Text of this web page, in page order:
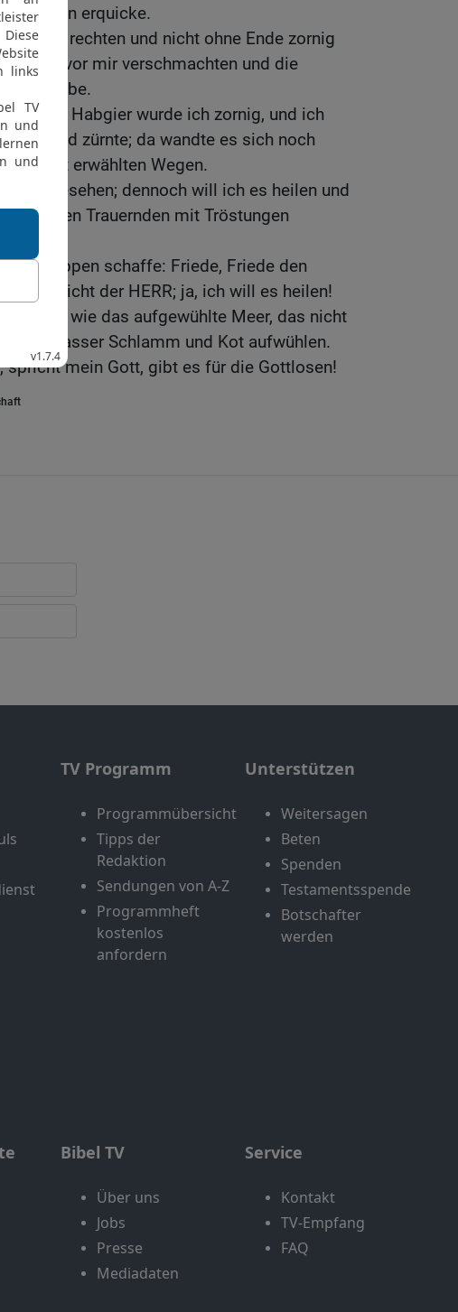
erquicke.
ewig rechten und nicht ohne Ende zornig
würde vor mir verschmachten und die
habe.
Habgier wurde ich zornig, und ich
mich und zürnte; da wandte es sich noch
selbst erwählten Wegen.
ich gesehen; dennoch will ich es heilen und
seinen Trauernden mit Tröstungen
der Lippen schaffe: Friede, Friede den
spricht der HERR; ja, ich will es heilen!
sind wie das aufgewühlte Meer, das nicht
Wasser Schlamm und Kot aufwühlen.
spricht mein Gott, gibt es für die Gottlosen!
TV Programm
Programmübersicht
Tipps der
Redaktion
Sendungen von A-Z
Programmheft
kostenlos
anfordern
Unterstützen
Weitersagen
Beten
Spenden
Testamentsspende
Botschafter
werden
Bibel TV
Über uns
Jobs
Presse
Mediadaten
Service
Kontakt
TV-Empfang
FAQ